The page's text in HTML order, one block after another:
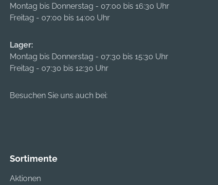
Montag bis Donnerstag - 07:00 bis 16:30 Uhr
Freitag - 07:00 bis 14:00 Uhr
Lager:
Montag bis Donnerstag - 07:30 bis 15:30 Uhr
Freitag - 07:30 bis 12:30 Uhr
Besuchen Sie uns auch bei:
Sortimente
Aktionen